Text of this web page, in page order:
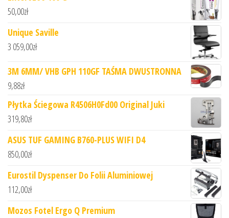
50,00zł
Unique Saville
3 059,00zł
3M 6MM/ VHB GPH 110GF TAŚMA DWUSTRONNA
9,88zł
Płytka Ściegowa R4506H0Fd00 Original Juki
319,80zł
ASUS TUF GAMING B760-PLUS WIFI D4
850,00zł
Eurostil Dyspenser Do Folii Aluminiowej
112,00zł
Mozos Fotel Ergo Q Premium